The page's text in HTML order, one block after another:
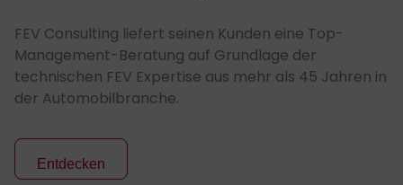
FEV Consulting liefert seinen Kunden eine Top-
Management-Beratung auf Grundlage der
technischen FEV Expertise aus mehr als 45 Jahren in
der Automobilbranche.
Entdecken